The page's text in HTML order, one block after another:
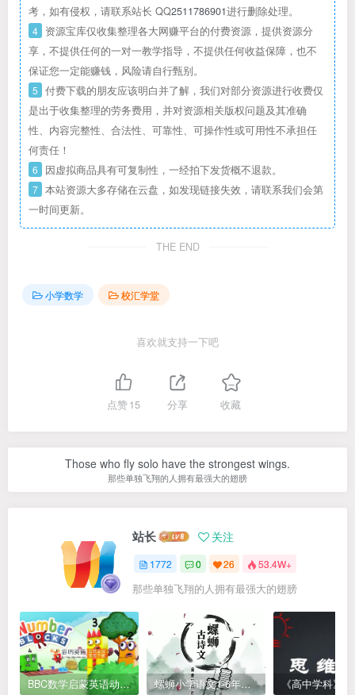
考，如有侵权，请联系站长 QQ2511786901进行删除处理。
4 资源宝库仅收集整理各大网赚平台的付费资源，提供资源分
享，不提供任何的一对一教学指导，不提供任何收益保障，也不
保证您一定能赚钱，风险请自行甄别。
5 付费下载的朋友应该明白并了解，我们对部分资源进行收费仅
是出于收集整理的劳务费用，并对资源相关版权问题及其准确
性、内容完整性、合法性、可靠性、可操作性或可用性不承担任
何责任！
6 因虚拟商品具有可复制性，一经拍下发货概不退款。
7 本站资源大多存储在云盘，如发现链接失效，请联系我们会第
一时间更新。
THE END
小学数学 校汇学堂
喜欢就支持一下吧
点赞15 分享 收藏
Those who fly solo have the strongest wings.
那些单独飞翔的人拥有最强大的翅膀
站长 关注
1772 0 26 53.4W+
那些单独飞翔的人拥有最强大的翅膀
BBC数学启蒙英语动画Numberblocks数字积木，全七季共161集，1080P高清视频带英文字幕 螺蛳小学语文1-6年级《小学古诗文》课程视频